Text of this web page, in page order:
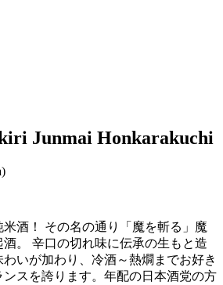
Junmai Honkarakuchi
)
酒！ その名の通り「魔を斬る」魔
。 辛口の切れ味に伝承の生もと造
いが加わり、冷酒～熱燗までお好き
スを誇ります。年配の日本酒党の方